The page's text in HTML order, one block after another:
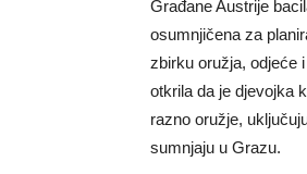
Građane Austrije
osumnjičena za
zbirku oružja, odjeće
otkrila da je djevojka
razno oružje,
sumnjaju u Grazu.